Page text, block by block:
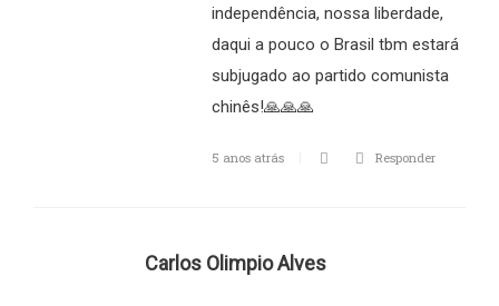
independência, nossa liberdade,
daqui a pouco o Brasil tbm estará
subjugado ao partido comunista
chinês!🙏🙏🙏
5 anos atrás Responder
Carlos Olimpio Alves